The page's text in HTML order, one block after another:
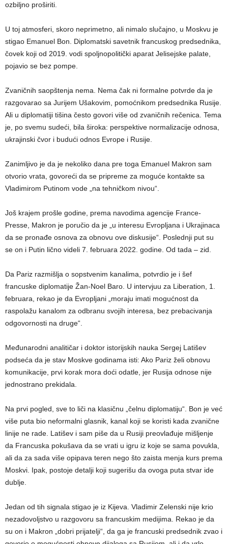
ozbiljno proširiti.
U toj atmosferi, skoro neprimetno, ali nimalo slučajno, u Moskvu je
stigao Emanuel Bon. Diplomat­ski savetnik francuskog predsednika,
čovek koji od 2019. vodi spoljnopolitički aparat Jelisejske palate,
pojavio se bez pompe.
Zvaničnih saopštenja nema. Nema čak ni formalne potvrde da je
razgovarao sa Jurijem Ušakovim, pomoćnikom predsednika Rusije.
Ali u diplomatiji tišina često govori više od zvaničnih rečenica. Tema
je, po svemu sudeći, bila široka: perspektive normalizacije odnosa,
ukrajinski čvor i budući odnos Evrope i Rusije.
Zanimljivo je da je nekoliko dana pre toga Emanuel Makron sam
otvorio vrata, govoreći da se pripreme za moguće kontakte sa
Vladimirom Putinom vode „na tehničkom nivou“.
Još krajem prošle godine, prema navodima agencije France-
Presse, Makron je poručio da je „u interesu Evropljana i Ukrajinaca
da se pronađe osnova za obnovu ove diskusije“. Poslednji put su
se on i Putin lično videli 7. februara 2022. godine. Od tada – zid.
Da Pariz razmišlja o sopstvenim kanalima, potvrdio je i šef
francuske diplomatije Žan-Noel Baro. U intervjuu za Liberation, 1.
februara, rekao je da Evropljani „moraju imati mogućnost da
raspolažu kanalom za odbranu svojih interesa, bez prebacivanja
odgovornosti na druge“.
Međunarodni analitičar i doktor istorijskih nauka Sergej Latišev
podseća da je stav Moskve godinama isti: Ako Pariz želi obnovu
komunikacije, prvi korak mora doći odatle, jer Rusija odnose nije
jednostrano prekidala.
Na prvi pogled, sve to liči na klasičnu „čelnu diplomatiju“. Bon je već
više puta bio neformalni glasnik, kanal koji se koristi kada zvanične
linije ne rade. Latišev i sam piše da u Rusiji preovlađuje mišljenje
da Francuska pokušava da se vrati u igru iz koje se sama povukla,
ali da za sada više opipava teren nego što zaista menja kurs prema
Moskvi. Ipak, postoje detalji koji sugerišu da ovoga puta stvar ide
dublje.
Jedan od tih signala stigao je iz Kijeva. Vladimir Zelenski nije krio
nezadovoljstvo u razgovoru sa francuskim medijima. Rekao je da
su on i Makron „dobri prijatelji“, da ga je francuski predsednik zvao i